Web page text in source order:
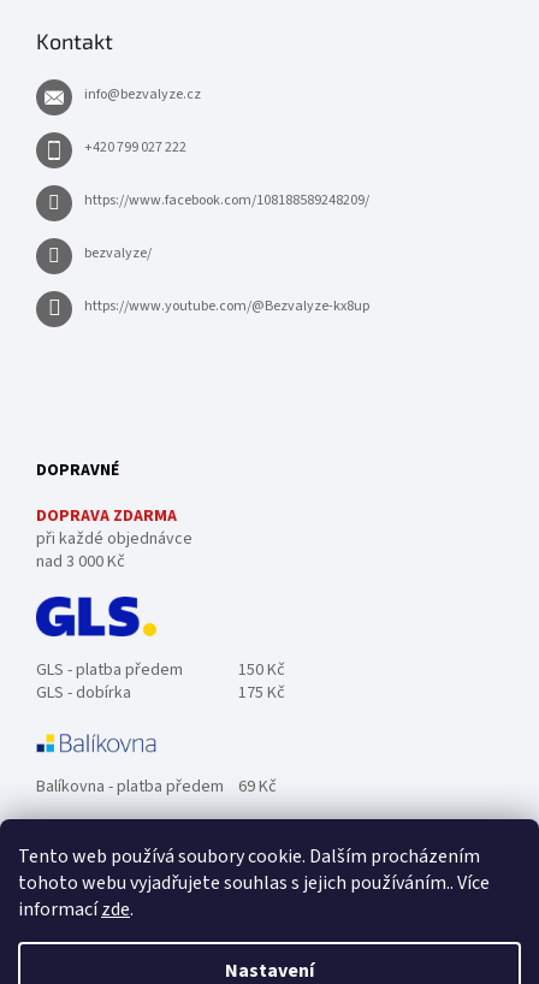
Tento web používá soubory cookie. Dalším procházením
tohoto webu vyjadřujete souhlas s jejich používáním.. Více
informacízde.
Nastavení
Kontakt
info@bezvalyze.cz
+420 799 027 222
https://www.facebook.com/108188589248209/
bezvalyze/
https://www.youtube.com/@Bezvalyze-kx8up
DOPRAVNÉ
DOPRAVA ZDARMA
při každé objednávce
nad 3 000 Kč
GLS - platba předem
150 Kč
GLS - dobírka
175 Kč
Balíkovna - platba předem 69 Kč
Zásilkovna - platba předem 89 Kč